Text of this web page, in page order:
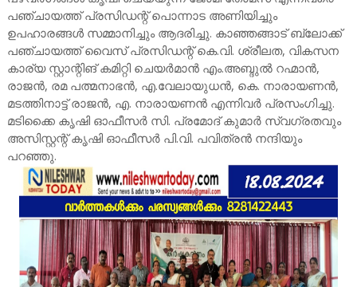
പഞ്ചായത്ത് പ്രസിഡന്റ് പൊന്നാട അണിയിച്ചും
ഉപഹാരങ്ങൾ സമ്മാനിച്ചും ആദരിച്ചു. കാഞ്ഞങ്ങാട് ബ്ലോക്ക്
പഞ്ചായത്ത് വൈസ് പ്രസിഡന്റ് കെ.വി. ശ്രീലത, വികസന
കാര്യ സ്റ്റാന്റിങ് കമിറ്റി ചെയർമാൻ എം.അബ്ദുൽ റഹ്മാൻ,
രാജൻ, രമ പത്മനാഭൻ, എ.വേലായുധൻ, കെ. നാരായണൻ,
മടത്തിനാട്ട് രാജൻ, എ. നാരായണൻ എന്നിവർ പ്രസംഗിച്ചു.
മടിക്കൈ കൃഷി ഓഫീസർ സി. പ്രമോദ് കുമാർ സ്വഗ്രതവും
അസിസ്റ്റന്റ് കൃഷി ഓഫീസർ പി.വി. പവിത്രൻ നന്ദിയും
പറഞ്ഞു.